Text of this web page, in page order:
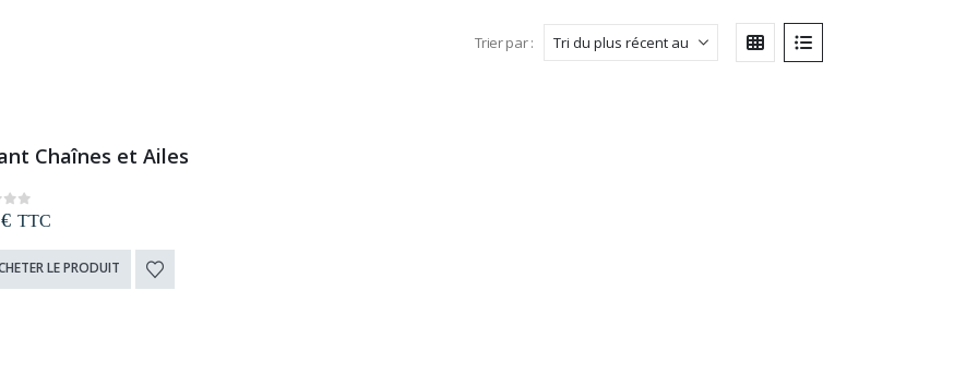
Trier par :
Chaînes et Ailes
of 5
€ TTC
LE PRODUIT